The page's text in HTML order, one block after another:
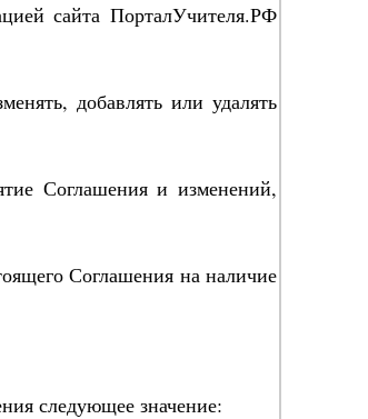
сайта ПорталУчителя.РФ
добавлять или удалять
Соглашения и изменений,
Соглашения на наличие
следующее значение: